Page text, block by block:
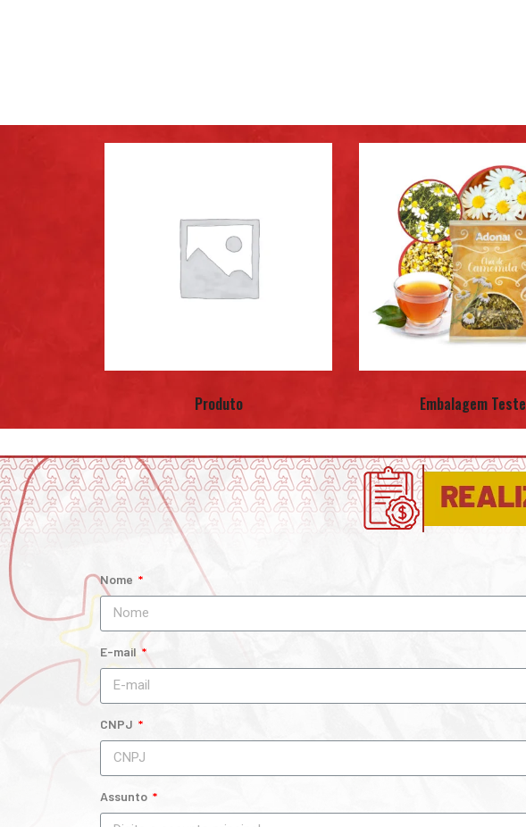
Produto Embalagem Teste
Nome
E-mail
CNPJ
Assunto